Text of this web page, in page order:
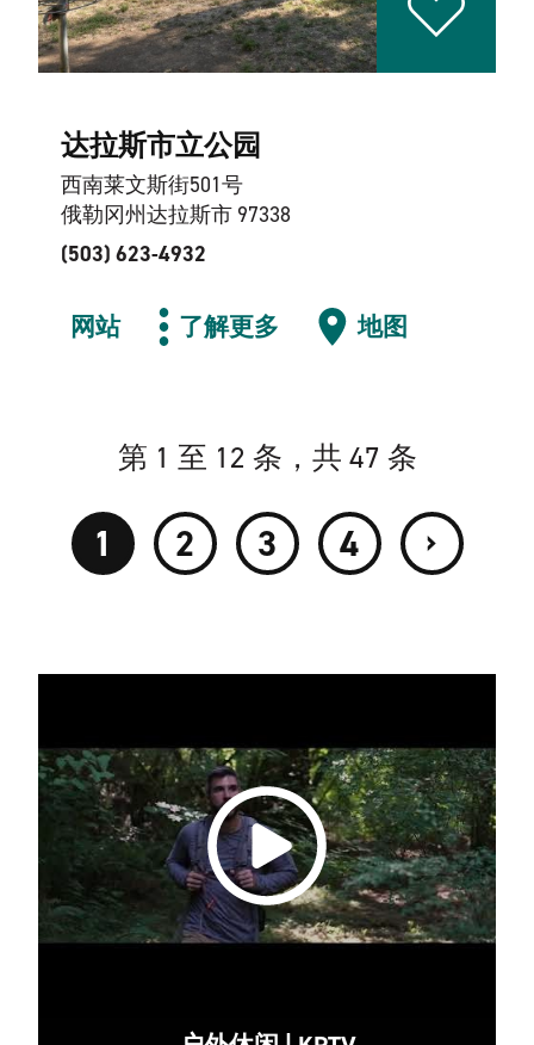
达拉斯市立公园
西南莱文斯街501号
俄勒冈州达拉斯市 97338
(503) 623-4932
网站 了解更多 地图
第 1 至 12 条，共 47 条
1 2 3 4 ›